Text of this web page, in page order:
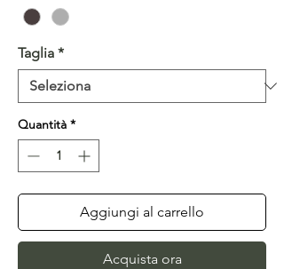
Taglia *
Quantità *
Aggiungi al carrello
Acquista ora